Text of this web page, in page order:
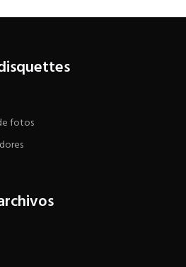
fotos